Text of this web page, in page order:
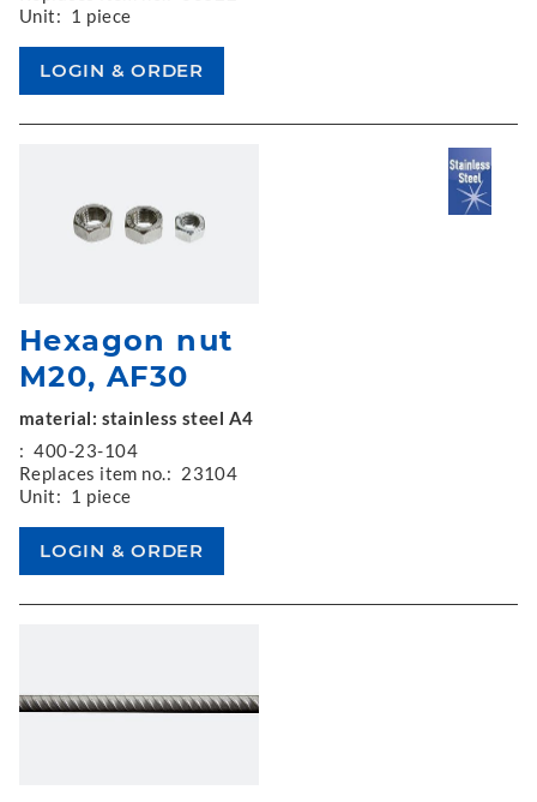
Unit: 1 piece
Hexagon nut
M20, AF30
material: stainless steel A4
: 400-23-104
Replaces item no.: 23104
Unit: 1 piece